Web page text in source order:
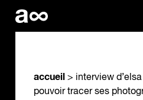
accueil > interview
pouvoir tracer ses